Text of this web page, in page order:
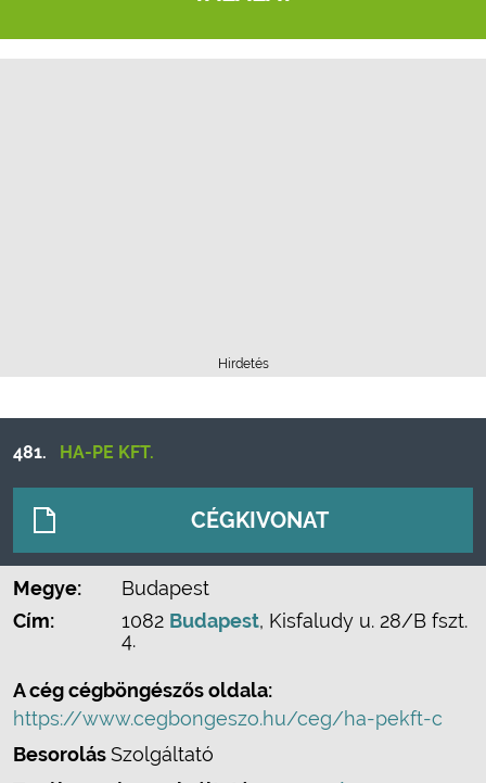
Hirdetés
481. HA-PE KFT.
CÉGKIVONAT
Megye:
Budapest
Cím:
1082 Budapest, Kisfaludy u. 28/B fszt.
4.
A cég cégböngészős oldala:
https://www.cegbongeszo.hu/ceg/ha-pekft-c
BesorolásSzolgáltató